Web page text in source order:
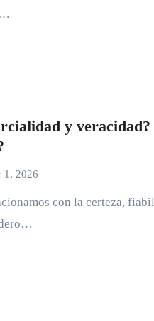
y veracidad?
1, 2026
con la certeza,